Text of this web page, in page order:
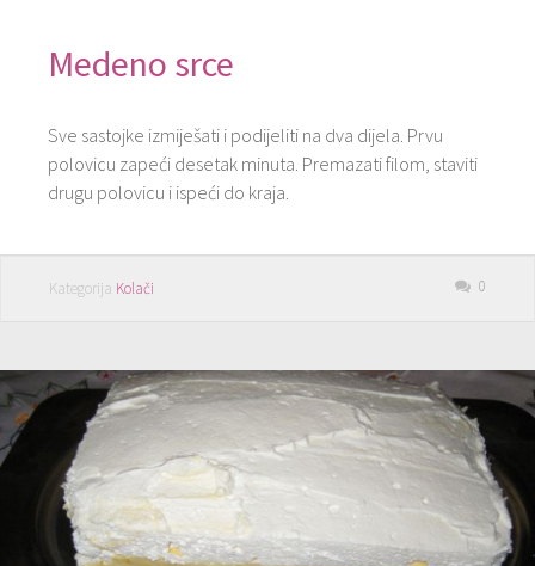
Medeno srce
Sve sastojke izmiješati i podijeliti na dva dijela. Prvu
polovicu zapeći desetak minuta. Premazati filom, staviti
drugu polovicu i ispeći do kraja.
Kategorija Kolači 0